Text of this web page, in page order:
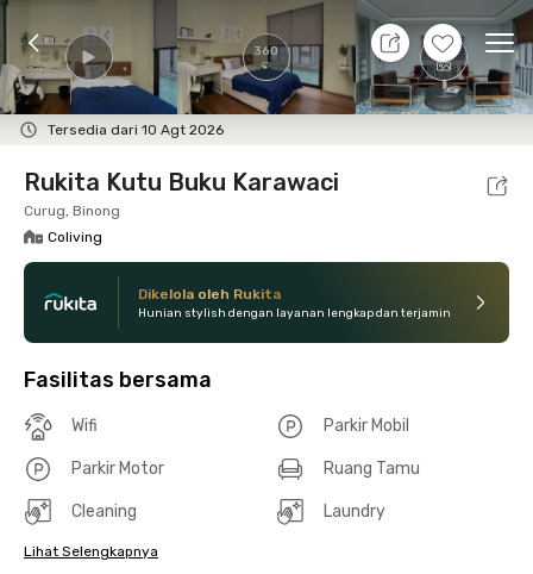
360 +21
Tersedia dari 10 Agt 2026
8 Agt 26 - Belum tahu
Foto Fasilitas bersama Lokasi Kamar
Rukita Kutu Buku Karawaci
Curug, Binong
Coliving
Dikelola oleh Rukita
Hunian stylish dengan layanan lengkap dan terjamin
Fasilitas bersama
Wifi Parkir Mobil
Parkir Motor Ruang Tamu
Cleaning Laundry
Lihat Selengkapnya